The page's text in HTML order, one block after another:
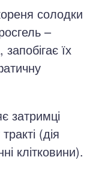
солодки
–
їх
затримці
(дія
клітковини).